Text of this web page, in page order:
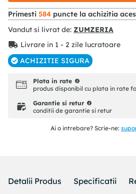
Primesti 584 puncte la achizitia
Vandut si livrat de: ZUMZERIA
Livrare in 1 - 2 zile lucratoare
ACHIZITIE SIGURA
Plata in rate
produs disponibil cu plata in rate
Garantie si retur
conditii de garantie si retur
Ai o intrebare? Scrie-ne:
Detalii Produs Specificatii